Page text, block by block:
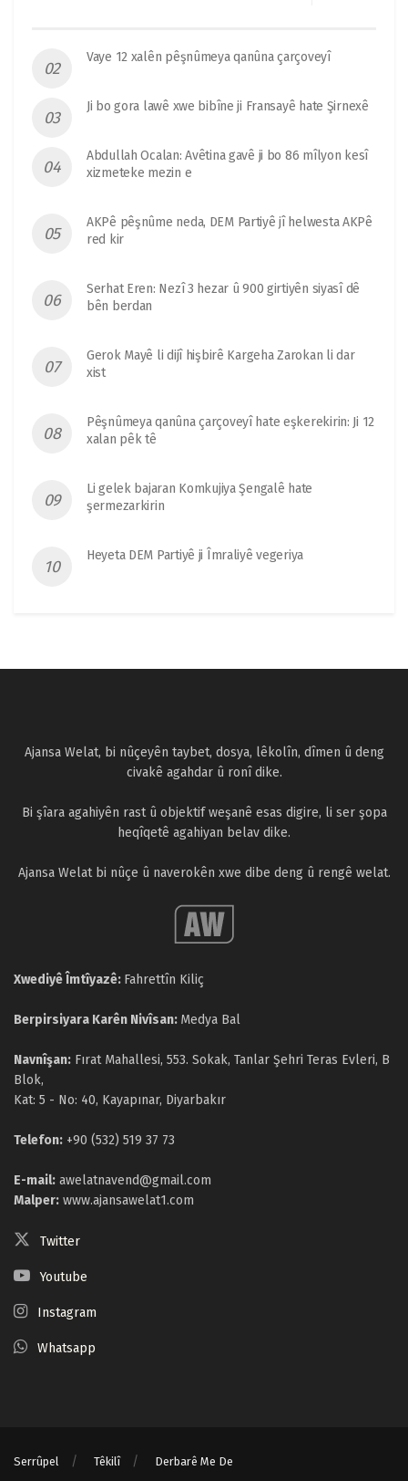
Vaye 12 xalên pêşnûmeya qanûna çarçoveyî
Ji bo gora lawê xwe bibîne ji Fransayê hate Şirnexê
Abdullah Ocalan: Avêtina gavê ji bo 86 mîlyon kesî
xizmeteke mezin e
AKPê pêşnûme neda, DEM Partiyê jî helwesta AKPê
red kir
Serhat Eren: Nezî 3 hezar û 900 girtiyên siyasî dê
bên berdan
Gerok Mayê li dijî hişbirê Kargeha Zarokan li dar
xist
Pêşnûmeya qanûna çarçoveyî hate eşkerekirin: Ji 12
xalan pêk tê
Li gelek bajaran Komkujiya Şengalê hate
şermezarkirin
Heyeta DEM Partiyê ji Îmraliyê vegeriya
Ajansa Welat, bi nûçeyên taybet, dosya, lêkolîn, dîmen û deng
civakê agahdar û ronî dike.
Bi şîara agahiyên rast û objektif weşanê esas digire, li ser şopa
heqîqetê agahiyan belav dike.
Ajansa Welat bi nûçe û naverokên xwe dibe deng û rengê welat.
Xwediyê Îmtîyazê: Fahrettîn Kiliç
Berpirsiyara Karên Nivîsan: Medya Bal
Navnîşan: Fırat Mahallesi, 553. Sokak, Tanlar Şehri Teras Evleri, B
Blok,
Kat: 5 - No: 40, Kayapınar, Diyarbakır
Telefon: +90 (532) 519 37 73
E-mail: awelatnavend@gmail.com
Malper: www.ajansawelat1.com
Twitter
Youtube
Instagram
Whatsapp
Serrûpel Têkilî Derbarê Me De